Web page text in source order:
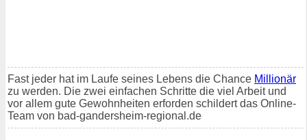
Fast jeder hat im Laufe seines Lebens die Chance Millionär
zu werden. Die zwei einfachen Schritte die viel Arbeit und
vor allem gute Gewohnheiten erforden schildert das Online-
Team von bad-gandersheim-regional.de